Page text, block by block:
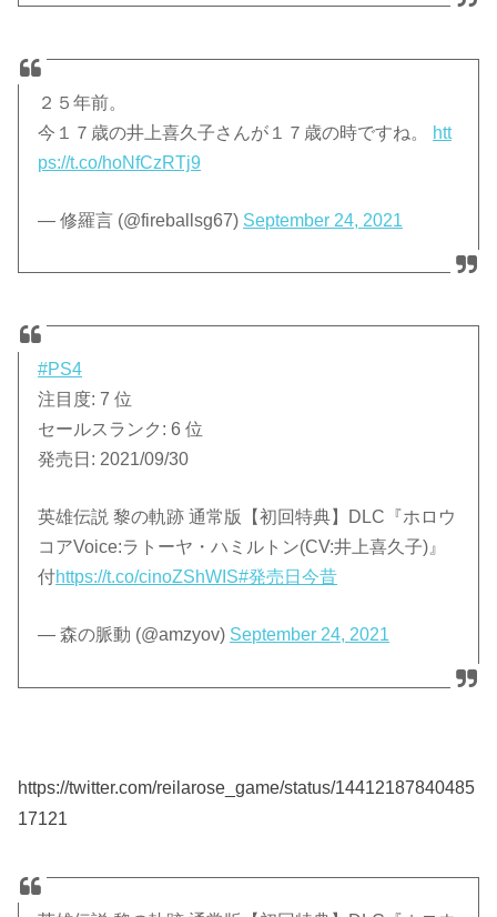
２５年前。
今１７歳の井上喜久子さんが１７歳の時ですね。
htt
ps://t.co/hoNfCzRTj9
— 修羅言 (@fireballsg67) September 24, 2021
#PS4
注目度: 7 位
セールスランク: 6 位
発売日: 2021/09/30
英雄伝説 黎の軌跡 通常版【初回特典】DLC『ホロウ
コアVoice:ラトーヤ・ハミルトン(CV:井上喜久子)』
付https://t.co/cinoZShWIS#発売日今昔
— 森の脈動 (@amzyov) September 24, 2021
https://twitter.com/reilarose_game/status/14412187840485
17121